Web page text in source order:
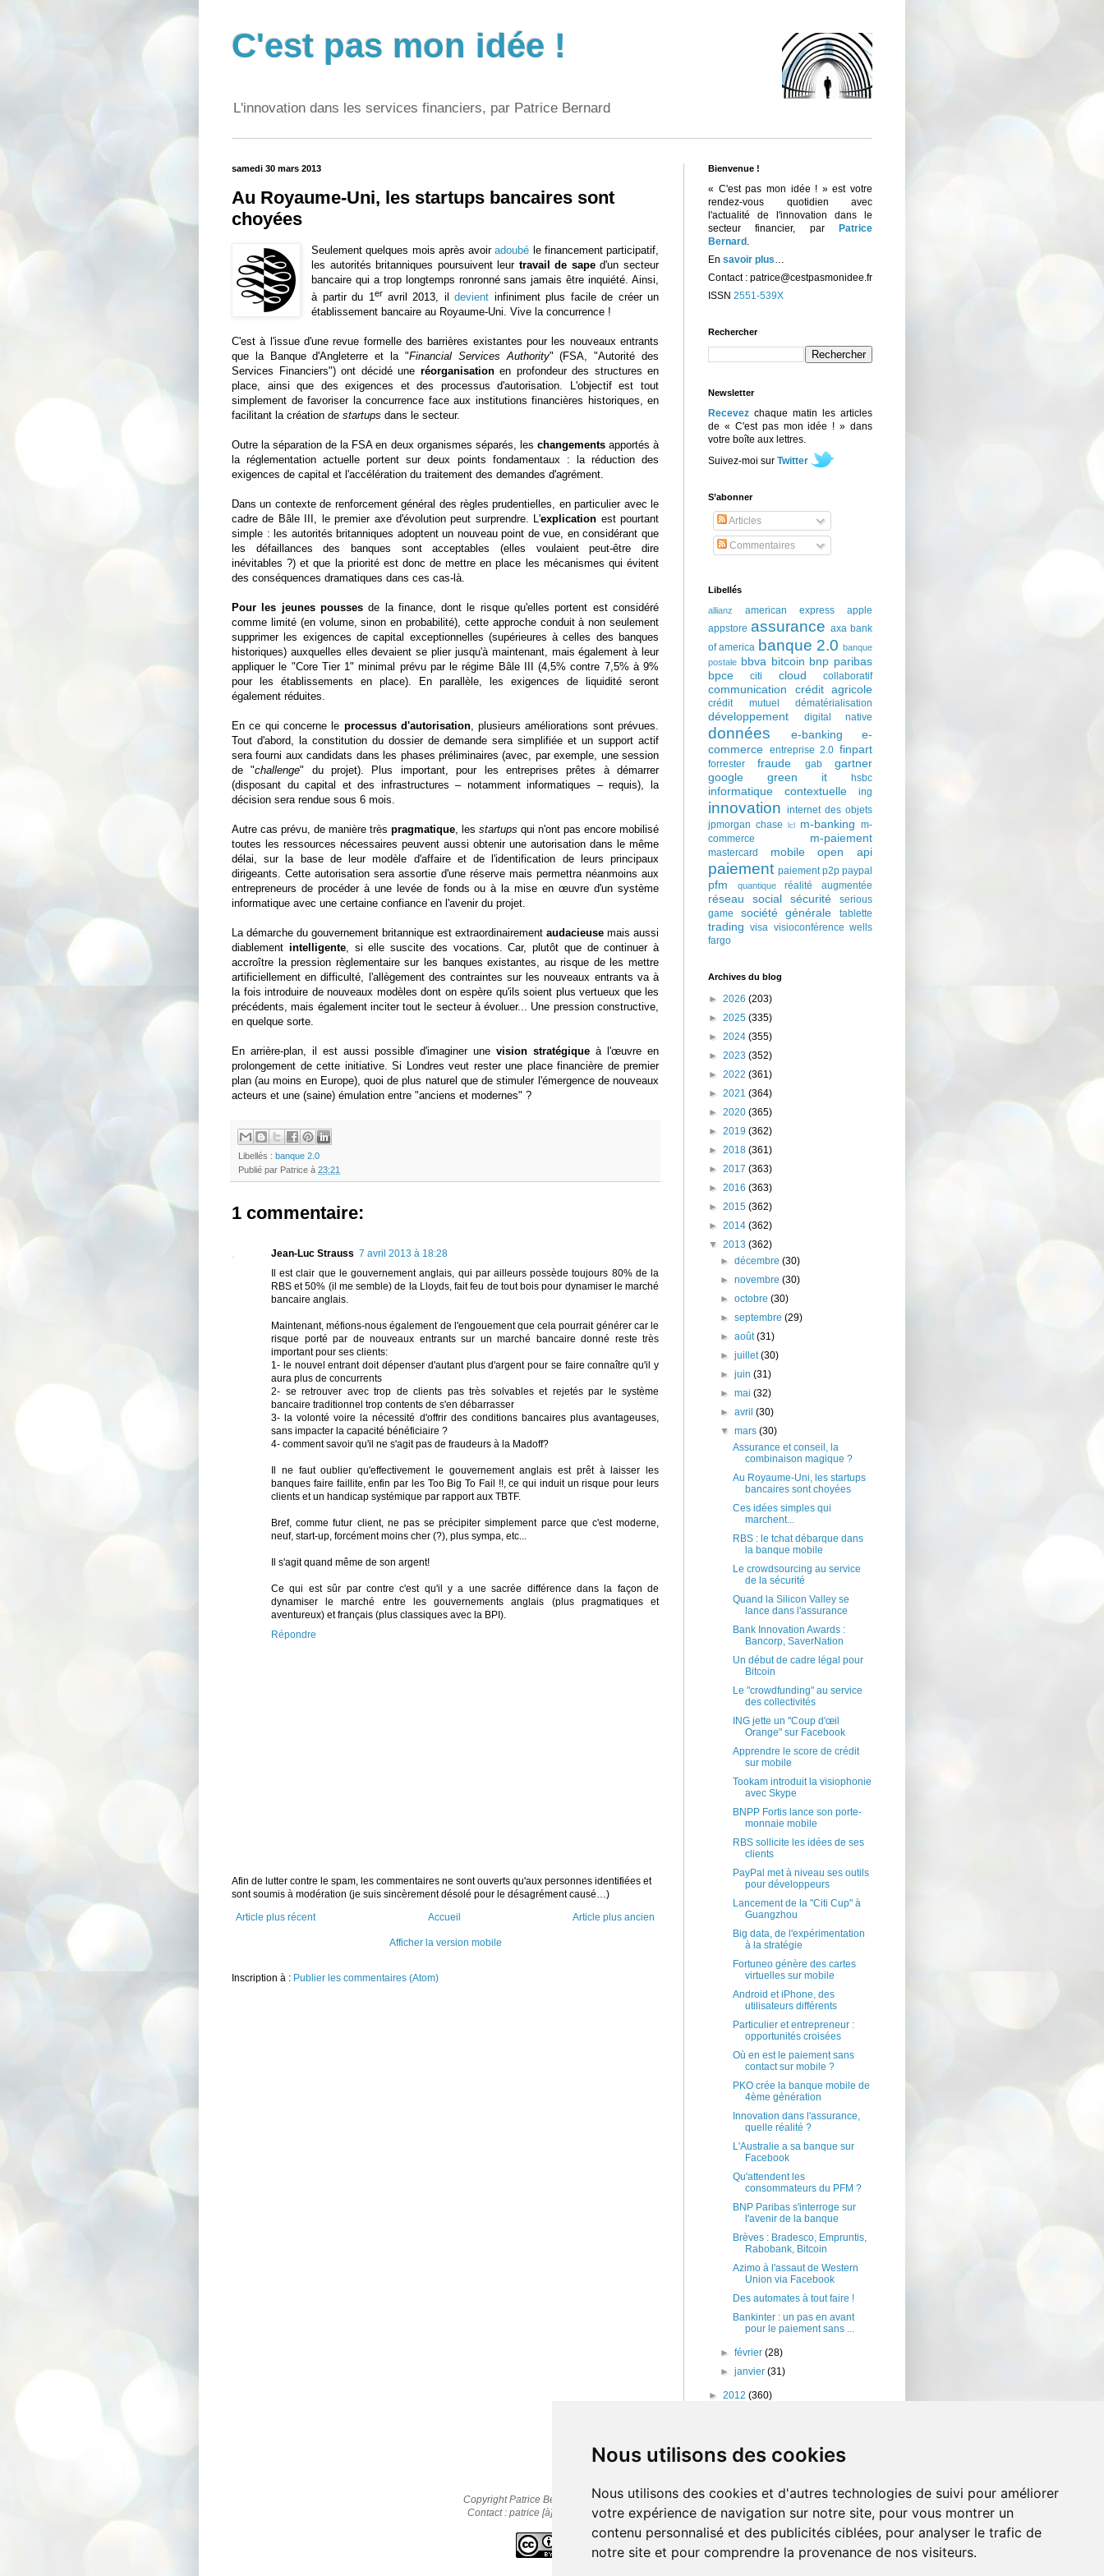
Nous utilisons des cookies
Nous utilisons des cookies et d'autres technologies de suivi pour améliorer
votre expérience de navigation sur notre site, pour vous montrer un
contenu personnalisé et des publicités ciblées, pour analyser le trafic de
notre site et pour comprendre la provenance de nos visiteurs.
C'est pas mon idée !
L'innovation dans les services financiers, par Patrice Bernard
samedi 30 mars 2013
Au Royaume-Uni, les startups bancaires sont
choyées
Seulement quelques mois après avoiradoubé le financement participatif,
les autorités britanniques poursuivent leur travail de saped'un secteur
bancaire qui a trop longtemps ronronné sans jamais être inquiété. Ainsi,
à partir du 1er avril 2013, ildevient infiniment plus facile de créer un
établissement bancaire au Royaume-Uni. Vive la concurrence !
C'est à l'issue d'une revue formelle des barrières existantes pour les nouveaux entrants
que la Banque d'Angleterre et la "Financial Services Authority" (FSA, "Autorité des
Services Financiers") ont décidé une réorganisationen profondeur des structures en
place, ainsi que des exigences et des processus d'autorisation. L'objectif est tout
simplement de favoriser la concurrence face aux institutions financières historiques, en
facilitant la création de startups dans le secteur.
Outre la séparation de la FSA en deux organismes séparés, les changementsapportés à
la réglementation actuelle portent sur deux points fondamentaux : la réduction des
exigences de capital et l'accélération du traitement des demandes d'agrément.
Dans un contexte de renforcement général des règles prudentielles, en particulier avec le
cadre de Bâle III, le premier axe d'évolution peut surprendre. L'explication est pourtant
simple : les autorités britanniques adoptent un nouveau point de vue, en considérant que
les défaillances des banques sont acceptables (elles voulaient peut-être dire
inévitables ?) et que la priorité est donc de mettre en place les mécanismes qui évitent
des conséquences dramatiques dans ces cas-là.
Pour les jeunes poussesde la finance, dont le risque qu'elles portent est considéré
comme limité (en volume, sinon en probabilité), cette approche conduit à non seulement
supprimer les exigences de capital exceptionnelles (supérieures à celles des banques
historiques) auxquelles elles devaient se plier jusqu'à maintenant, mais également à leur
appliquer le "Core Tier 1" minimal prévu par le régime Bâle III (4,5% contre 7,5% à 9%
pour les établissements en place). En parallèle, les exigences de liquidité seront
également réduites.
En ce qui concerne le processus d'autorisation, plusieurs améliorations sont prévues.
Tout d'abord, la constitution du dossier de demande sera simplifiée et un support actif
sera fourni aux candidats dans les phases préliminaires (avec, par exemple, une session
de "challenge" du projet). Plus important, pour les entreprises prêtes à démarrer
(disposant du capital et des infrastructures – notamment informatiques – requis), la
décision sera rendue sous 6 mois.
Autre cas prévu, de manière très pragmatique, les startups qui n'ont pas encore mobilisé
toutes les ressources nécessaires peuvent aussi obtenir une autorisation dans le même
délai, sur la base de leur modèle d'affaire et de l'identification de leurs principaux
dirigeants. Cette autorisation sera assortie d'une réserve mais permettra néanmoins aux
entrepreneurs de procéder à une levée de fonds ou à la mise en œuvre d'un système
informatique avec une certaine confiance en l'avenir du projet.
La démarche du gouvernement britannique est extraordinairement audacieuse mais aussi
diablement intelligente, si elle suscite des vocations. Car, plutôt que de continuer à
accroître la pression règlementaire sur les banques existantes, au risque de les mettre
artificiellement en difficulté, l'allègement des contraintes sur les nouveaux entrants va à
la fois introduire de nouveaux modèles dont on espère qu'ils soient plus vertueux que les
précédents, mais également inciter tout le secteur à évoluer... Une pression constructive,
en quelque sorte.
En arrière-plan, il est aussi possible d'imaginer une vision stratégique à l'œuvre en
prolongement de cette initiative. Si Londres veut rester une place financière de premier
plan (au moins en Europe), quoi de plus naturel que de stimuler l'émergence de nouveaux
acteurs et une (saine) émulation entre "anciens et modernes" ?
Libellés : banque 2.0
Publié par Patrice à 23:21
1 commentaire:
Jean-Luc Strauss 7 avril 2013 à 18:28
Il est clair que le gouvernement anglais, qui par ailleurs possède toujours 80% de la
RBS et 50% (il me semble) de la Lloyds, fait feu de tout bois pour dynamiser le marché
bancaire anglais.
Maintenant, méfions-nous également de l'engouement que cela pourrait générer car le
risque porté par de nouveaux entrants sur un marché bancaire donné reste très
important pour ses clients:
1- le nouvel entrant doit dépenser d'autant plus d'argent pour se faire connaître qu'il y
aura plus de concurrents
2- se retrouver avec trop de clients pas très solvables et rejetés par le système
bancaire traditionnel trop contents de s'en débarrasser
3- la volonté voire la nécessité d'offrir des conditions bancaires plus avantageuses,
sans impacter la capacité bénéficiaire ?
4- comment savoir qu'il ne s'agit pas de fraudeurs à la Madoff?
Il ne faut oublier qu'effectivement le gouvernement anglais est prêt à laisser les
banques faire faillite, enfin par les Too Big To Fail !!, ce qui induit un risque pour leurs
clients et un handicap systémique par rapport aux TBTF.
Bref, comme futur client, ne pas se précipiter simplement parce que c'est moderne,
neuf, start-up, forcément moins cher (?), plus sympa, etc...
Il s'agit quand même de son argent!
Ce qui est sûr par contre c'est qu'il y a une sacrée différence dans la façon de
dynamiser le marché entre les gouvernements anglais (plus pragmatiques et
aventureux) et français (plus classiques avec la BPI).
Répondre
Afin de lutter contre le spam, les commentaires ne sont ouverts qu'aux personnes identifiées et
sont soumis à modération (je suis sincèrement désolé pour le désagrément causé…)
Article plus récent
Article plus ancien
Accueil
Afficher la version mobile
Inscription à : Publier les commentaires (Atom)
Bienvenue !
« C'est pas mon idée ! » est votre
rendez-vous quotidien avec
l'actualité de l'innovation dans le
secteur financier, par
Patrice
Bernard .
En savoir plus…
Contact : patrice@cestpasmonidee.fr
ISSN 2551-539X
Rechercher
Newsletter
Recevez chaque matin les articles
de « C'est pas mon idée ! » dans
votre boîte aux lettres.
Suivez-moi sur Twitter
S’abonner
Articles
Commentaires
Libellés
allianz american express
apple
appstore assurance axa bank
of america banque 2.0 banque
postale bbva bitcoin bnp paribas
bpce
citi cloud collaboratif
communication crédit agricole
crédit mutuel dématérialisation
développement digital native
données e-banking
e-
commerce entreprise 2.0 finpart
forrester fraude gab
gartner
google
green it hsbc
informatique contextuelle ing
innovation internet des objets
jpmorgan chase
lcl m-banking m-
commerce
m-paiement
mastercard mobile open api
paiement paiement p2p paypal
pfm quantique réalité augmentée
réseau social sécurité
serious
game
société générale tablette
trading visa visioconférence wells
fargo
Archives du blog
► 2026 (203)
► 2025 (335)
► 2024 (355)
► 2023 (352)
► 2022 (361)
► 2021 (364)
► 2020 (365)
► 2019 (362)
► 2018 (361)
► 2017 (363)
► 2016 (363)
► 2015 (362)
► 2014 (362)
▼ 2013 (362)
►décembre(30)
►novembre(30)
►octobre(30)
►septembre(29)
►août(31)
►juillet(30)
►juin(31)
►mai(32)
►avril(30)
▼mars(30)
Assurance et conseil, la
combinaison magique ?
Au Royaume-Uni, les startups
bancaires sont choyées
Ces idées simples qui
marchent...
RBS : le tchat débarque dans
la banque mobile
Le crowdsourcing au service
de la sécurité
Quand la Silicon Valley se
lance dans l'assurance
Bank Innovation Awards :
Bancorp, SaverNation
Un début de cadre légal pour
Bitcoin
Le "crowdfunding" au service
des collectivités
ING jette un "Coup d'œil
Orange" sur Facebook
Apprendre le score de crédit
sur mobile
Tookam introduit la visiophonie
avec Skype
BNPP Fortis lance son porte-
monnaie mobile
RBS sollicite les idées de ses
clients
PayPal met à niveau ses outils
pour développeurs
Lancement de la "Citi Cup" à
Guangzhou
Big data, de l'expérimentation
à la stratégie
Fortuneo génère des cartes
virtuelles sur mobile
Android et iPhone, des
utilisateurs différents
Particulier et entrepreneur :
opportunités croisées
Où en est le paiement sans
contact sur mobile ?
PKO crée la banque mobile de
4ème génération
Innovation dans l'assurance,
quelle réalité ?
L'Australie a sa banque sur
Facebook
Qu'attendent les
consommateurs du PFM ?
BNP Paribas s'interroge sur
l'avenir de la banque
Brèves : Bradesco, Empruntis,
Rabobank, Bitcoin
Azimo à l'assaut de Western
Union via Facebook
Des automates à tout faire !
Bankinter : un pas en avant
pour le paiement sans ...
►février(28)
►janvier(31)
► 2012 (360)
Copyright Patrice Bernard © 2010-2025
Contact : patrice [à] cestpasmonidee.fr